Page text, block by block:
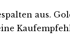
aus.